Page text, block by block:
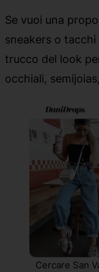
Se vuoi una
sneakers o
trucco del look
occhiali,
Cercare San